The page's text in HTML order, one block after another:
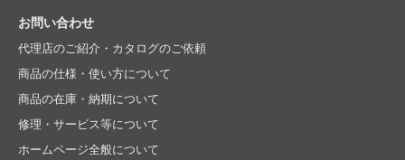
お問い合わせ
代理店のご紹介・ カタログのご依頼
商品の仕様・使い方について
商品の在庫・納期について
修理・サービス等について
ホームページ全般について